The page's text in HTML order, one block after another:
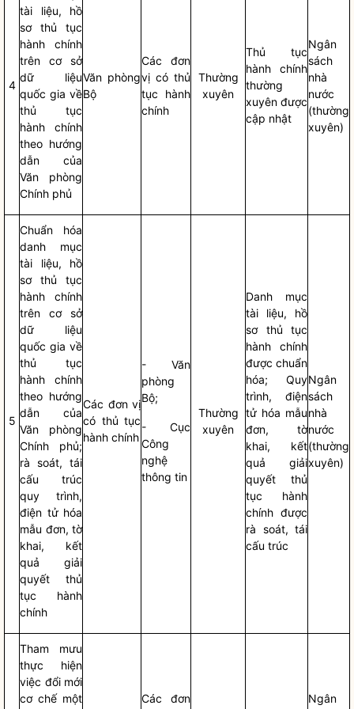
4
tài liệu, hồ
sơ thủ tục
hành chính
trên cơ sở
dữ liệu
quốc gia về
thủ tục
hành chính
theo hướng
dẫn của
Văn phòng
Chính phủ
Văn phòng
Bộ
Các đơn
vị có thủ
tục hành
chính
Thường
xuyên
Thủ tục
hành chính
thường
xuyên được
cập nhật
Ngân
sách
nhà
nước
(thường
xuyên)
5
Chuẩn hóa
danh mục
tài liệu, hồ
sơ thủ tục
hành chính
trên cơ sở
dữ liệu
quốc gia về
thủ tục
hành chính
theo hướng
dẫn của
Văn phòng
Chính phủ;
rà soát, tái
cấu trúc
quy trình,
điện tử hóa
mẫu đơn, tờ
khai, kết
quả giải
quyết thủ
tục hành
chính
Các đơn vị
có thủ tục
hành chính
- Văn
phòng
Bộ;
- Cục
Công
nghệ
thông tin
Thường
xuyên
Danh mục
tài liệu, hồ
sơ thủ tục
hành chính
được chuẩn
hóa; Quy
trình, điện
tử hóa mẫu
đơn, tờ
khai, kết
quả giải
quyết thủ
tục hành
chính được
rà soát, tái
cấu trúc
Ngân
sách
nhà
nước
(thường
xuyên)
Tham mưu
thực hiện
việc đổi mới
cơ chế một
Các đơn
Ngân